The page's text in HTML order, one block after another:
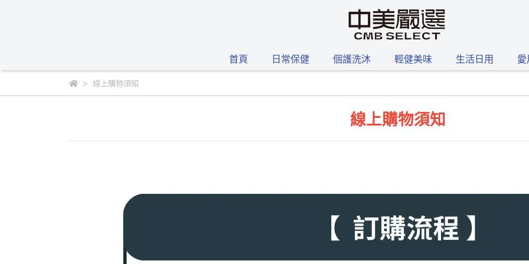
首頁 日常保健 個護洗沐 輕健美味 生活日用
線上購物須知
線上購物須知